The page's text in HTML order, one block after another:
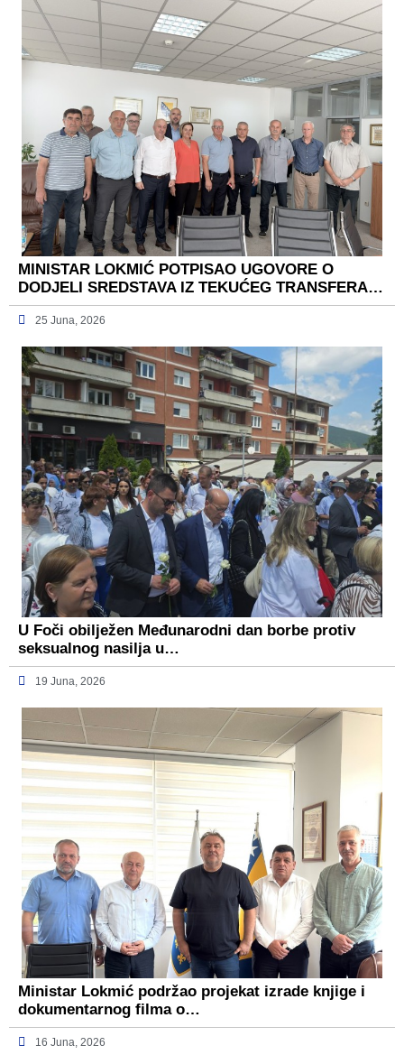
MINISTAR LOKMIĆ POTPISAO UGOVORE O
DODJELI SREDSTAVA IZ TEKUĆEG TRANSFERA…
25 Juna, 2026
U Foči obilježen Međunarodni dan borbe protiv
seksualnog nasilja u…
19 Juna, 2026
Ministar Lokmić podržao projekat izrade knjige i
dokumentarnog filma o…
16 Juna, 2026